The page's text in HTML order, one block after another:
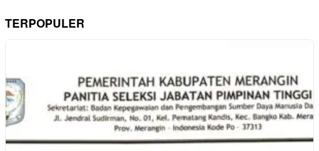
TERPOPULER